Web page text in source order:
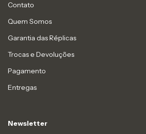
Contato
Quem Somos
Garantia das Réplicas
Trocas e Devoluções
Pagamento
Entregas
Newsletter